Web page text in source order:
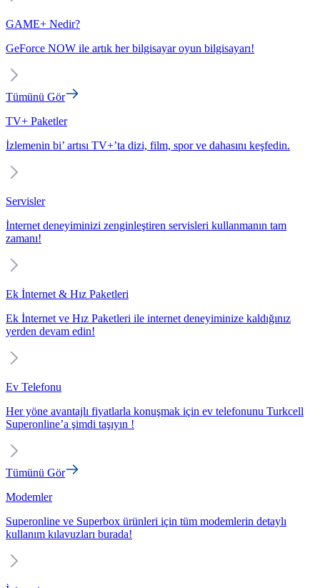
GAME+ Nedir?
GeForce NOW ile artık her bilgisayar oyun bilgisayarı!
Tümünü Gör
TV+ Paketler
İzlemenin bi’ artısı TV+’ta dizi, film, spor ve dahasını keşfedin.
Servisler
İnternet deneyiminizi zenginleştiren servisleri kullanmanın tam
zamanı!
Ek İnternet & Hız Paketleri
Ek İnternet ve Hız Paketleri ile internet deneyiminize kaldığınız
yerden devam edin!
Ev Telefonu
Her yöne avantajlı fiyatlarla konuşmak için ev telefonunu Turkcell
Superonline’a şimdi taşıyın !
Tümünü Gör
Modemler
Superonline ve Superbox ürünleri için tüm modemlerin detaylı
kullanım kılavuzları burada!